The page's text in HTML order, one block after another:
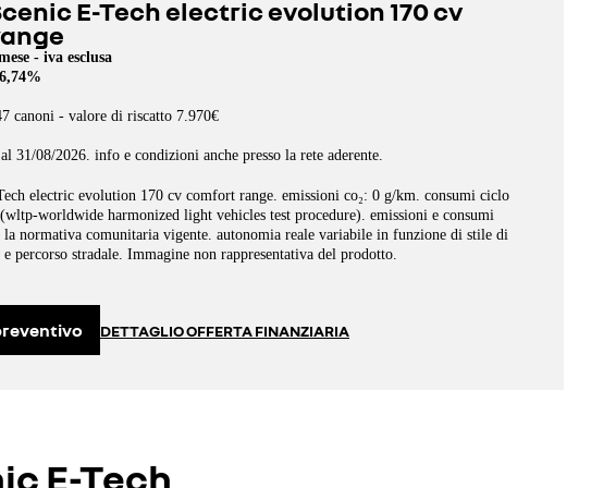
E-Tech electric evolution 170 cv
- iva esclusa
canoni - valore di riscatto 7.970€
31/08/2026. info e condizioni anche presso la rete aderente.
electric evolution 170 cv comfort range. emissioni co₂: 0 g/km. consumi ciclo
worldwide harmonized light vehicles test procedure). emissioni e consumi
la normativa comunitaria vigente. autonomia reale variabile in funzione di stile di
percorso stradale. Immagine non rappresentativa del prodotto.
DETTAGLIO OFFERTA FINANZIARIA
E-Tech